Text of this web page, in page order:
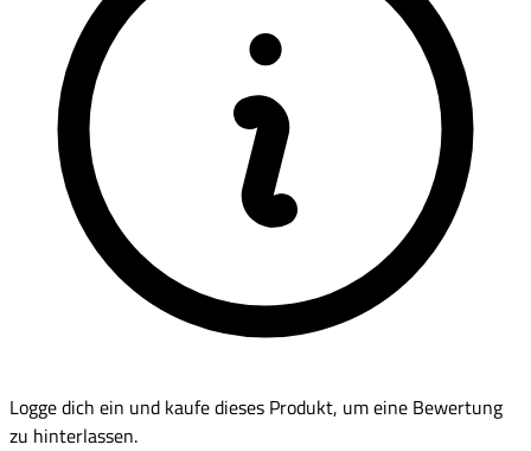
Logge dich ein und kaufe dieses Produkt, um eine Bewertung
zu hinterlassen.